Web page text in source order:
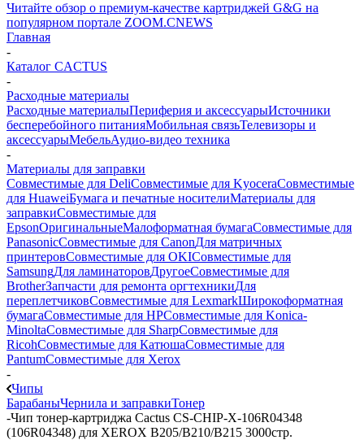
Читайте обзор о премиум-качестве картриджей G&G на
популярном портале ZOOM.CNEWS
Главная
-
Каталог CACTUS
-
Расходные материалы
Расходные материалыПериферия и аксессуарыИсточники
бесперебойного питанияМобильная связьТелевизоры и
аксессуарыМебельАудио-видео техника
-
Материалы для заправки
Совместимые для DeliСовместимые для KyoceraСовместимые
для HuaweiБумага и печатные носителиМатериалы для
заправкиСовместимые для
EpsonОригинальныеМалоформатная бумагаСовместимые для
PanasonicСовместимые для CanonДля матричных
принтеровСовместимые для OKIСовместимые для
SamsungДля ламинаторовДругоеСовместимые для
BrotherЗапчасти для ремонта оргтехникиДля
переплетчиковСовместимые для LexmarkШирокоформатная
бумагаСовместимые для HPСовместимые для Konica-
MinoltaСовместимые для SharpСовместимые для
RicohСовместимые для КатюшаСовместимые для
PantumСовместимые для Xerox
-
Чипы
БарабаныЧернила и заправкиТонер
-Чип тонер-картриджа Cactus CS-CHIP-X-106R04348
(106R04348) для XEROX B205/B210/B215 3000стр.